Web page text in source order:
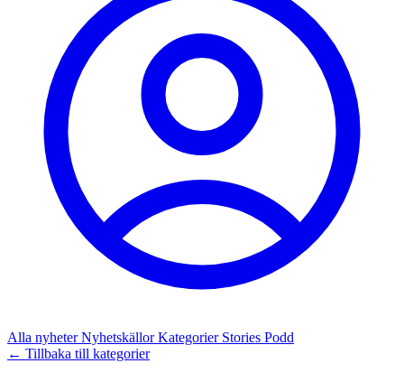
Alla nyheterNyhetskällorKategorier Stories Podd
← Tillbaka till kategorier